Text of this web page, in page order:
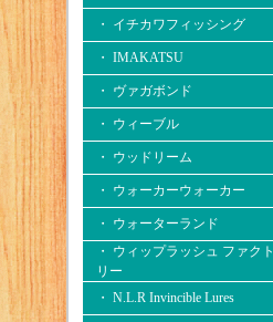
・ イチカワフィッシング
・ IMAKATSU
・ ヴァガボンド
・ ウィーブル
・ ウッドリーム
・ ウォーカーウォーカー
・ ウォーターランド
・ ウィップラッシュ ファクト
リー
・ N.L.R Invincible Lures